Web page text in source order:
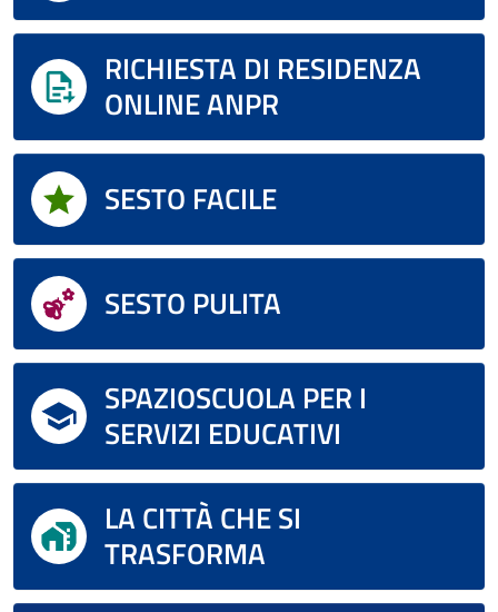
RICHIESTA DI RESIDENZA
ONLINE ANPR
SESTO FACILE
SESTO PULITA
SPAZIOSCUOLA PER I
SERVIZI EDUCATIVI
LA CITTÀ CHE SI
TRASFORMA